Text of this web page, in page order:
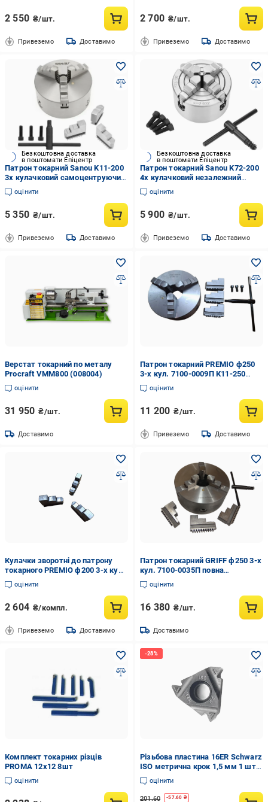
2 550 ₴/шт.
Привеземо Доставимо
2 700 ₴/шт.
Привеземо Доставимо
Безкоштовна доставка
в поштомати Епіцентр
Патрон токарний Sanou K11-200
3х кулачковий самоцентруючий
(17710774)
оцінити
5 350 ₴/шт.
Привеземо Доставимо
Безкоштовна доставка
в поштомати Епіцентр
Патрон токарний Sanou K72-200
4х кулачковий незалежний
(17710869)
оцінити
5 900 ₴/шт.
Привеземо Доставимо
Верстат токарний по металу
Procraft VMM800 (008004)
оцінити
31 950 ₴/шт.
Доставимо
Патрон токарний PREMIO ф250
3-х кул. 7100-0009П К11-250
повна комплектація (048350)
оцінити
11 200 ₴/шт.
Привеземо Доставимо
Кулачки зворотні до патрону
токарного PREMIO ф200 3-х кул.
крок 8 мм ширина 22 мм паз 10
мм (048371)
оцінити
2 604 ₴/компл.
Привеземо Доставимо
Патрон токарний GRIFF ф250 3-х
кул. 7100-0035П повна
комплектація (021052)
оцінити
16 380 ₴/шт.
Доставимо
Комплект токарних різців
PROMA 12х12 8шт
оцінити
Pізьбова пластина 16ER Schwarz
ISO метрична крок 1,5 мм 1 шт.
(3ERCB1.5ISO TIALN)
оцінити
201.60 -57.60 ₴